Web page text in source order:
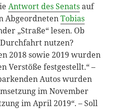
Antwort des Senatsauf
AbgeordnetenTobias
„Straße“ lesen. Ob
nutzen?
2018 sowie 2019 wurden
Verstöße festgestellt.“ –
Autos wurden
im November
im April 2019“. – Soll